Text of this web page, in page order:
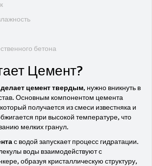
бетона
Цемент?
делает цемент твердым, нужно вникнуть в
Основным компонентом цемента
получается из смеси известняка и
при высокой температуре, что
мелких гранул.
с водой запускает процесс гидратации.
воды взаимодействуют с
образуя кристаллическую структуру,